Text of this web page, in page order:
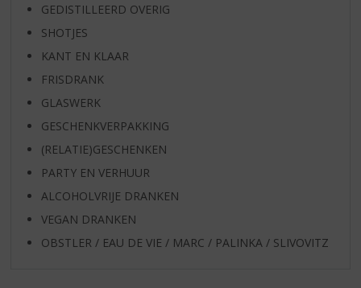
GEDISTILLEERD OVERIG
SHOTJES
KANT EN KLAAR
FRISDRANK
GLASWERK
GESCHENKVERPAKKING
(RELATIE)GESCHENKEN
PARTY EN VERHUUR
ALCOHOLVRIJE DRANKEN
VEGAN DRANKEN
OBSTLER / EAU DE VIE / MARC / PALINKA / SLIVOVITZ